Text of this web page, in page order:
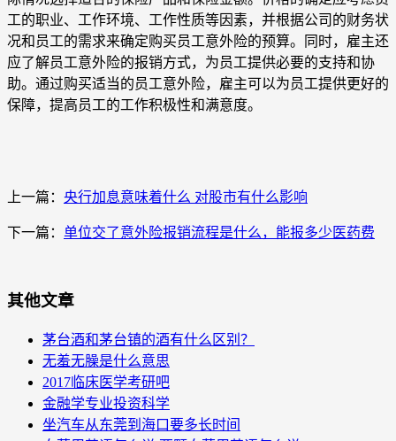
工的职业、工作环境、工作性质等因素，并根据公司的财务状
况和员工的需求来确定购买员工意外险的预算。同时，雇主还
应了解员工意外险的报销方式，为员工提供必要的支持和协
助。通过购买适当的员工意外险，雇主可以为员工提供更好的
保障，提高员工的工作积极性和满意度。
上一篇： 央行加息意味着什么 对股市有什么影响
下一篇： 单位交了意外险报销流程是什么，能报多少医药费
其他文章
茅台酒和茅台镇的酒有什么区别？
无羞无臊是什么意思
2017临床医学考研吧
金融学专业投资科学
坐汽车从东莞到海口要多长时间